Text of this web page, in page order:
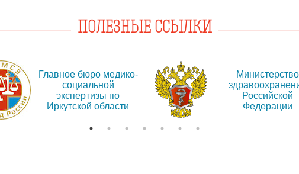
ПОЛЕЗНЫЕ ССЫЛКИ
Главное бюро медико-
социальной
экспертизы по
Иркутской области
Министерство
Российской
Федерации